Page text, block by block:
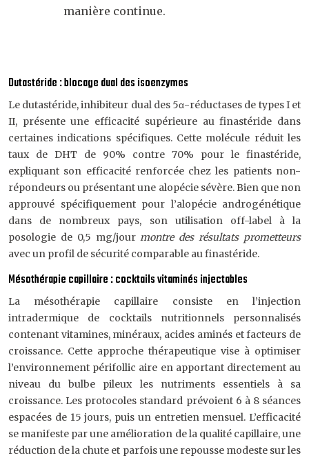
manière continue.
Dutastéride : blocage dual des isoenzymes
Le dutastéride, inhibiteur dual des 5α-réductases de types I et
II, présente une efficacité supérieure au finastéride dans
certaines indications spécifiques. Cette molécule réduit les
taux de DHT de 90% contre 70% pour le finastéride,
expliquant son efficacité renforcée chez les patients non-
répondeurs ou présentant une alopécie sévère. Bien que non
approuvé spécifiquement pour l’alopécie androgénétique
dans de nombreux pays, son utilisation off-label à la
posologie de 0,5 mg/jourmontre des résultats prometteurs
avec un profil de sécurité comparable au finastéride.
Mésothérapie capillaire : cocktails vitaminés injectables
La mésothérapie capillaire consiste en l’injection
intradermique de cocktails nutritionnels personnalisés
contenant vitamines, minéraux, acides aminés et facteurs de
croissance. Cette approche thérapeutique vise à optimiser
l’environnement périfollic aire en apportant directement au
niveau du bulbe pileux les nutriments essentiels à sa
croissance. Les protocoles standard prévoient 6 à 8 séances
espacées de 15 jours, puis un entretien mensuel. L’efficacité
se manifeste par une amélioration de la qualité capillaire, une
réduction de la chute et parfois une repousse modeste sur les